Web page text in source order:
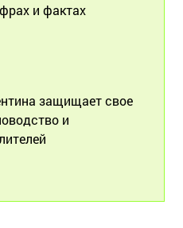
и фактах
защищает свое
и